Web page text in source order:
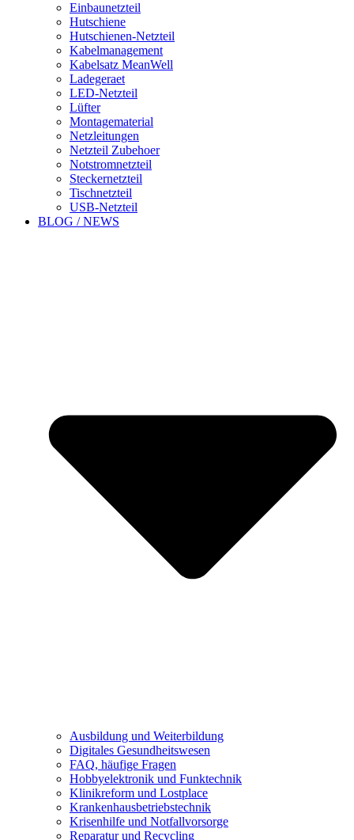
Einbaunetzteil
Hutschiene
Hutschienen-Netzteil
Kabelmanagement
Kabelsatz MeanWell
Ladegeraet
LED-Netzteil
Lüfter
Montagematerial
Netzleitungen
Netzteil Zubehoer
Notstromnetzteil
Steckernetzteil
Tischnetzteil
USB-Netzteil
BLOG / NEWS
Ausbildung und Weiterbildung
Digitales Gesundheitswesen
FAQ, häufige Fragen
Hobbyelektronik und Funktechnik
Klinikreform und Lostplace
Krankenhausbetriebstechnik
Krisenhilfe und Notfallvorsorge
Reparatur und Recycling